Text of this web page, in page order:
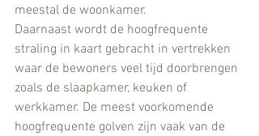
meestal de woonkamer.
Daarnaast wordt de hoogfrequente
straling in kaart gebracht in vertrekken
waar de bewoners veel tijd doorbrengen
zoals de slaapkamer, keuken of
werkkamer. De meest voorkomende
hoogfrequente golven zijn vaak van de